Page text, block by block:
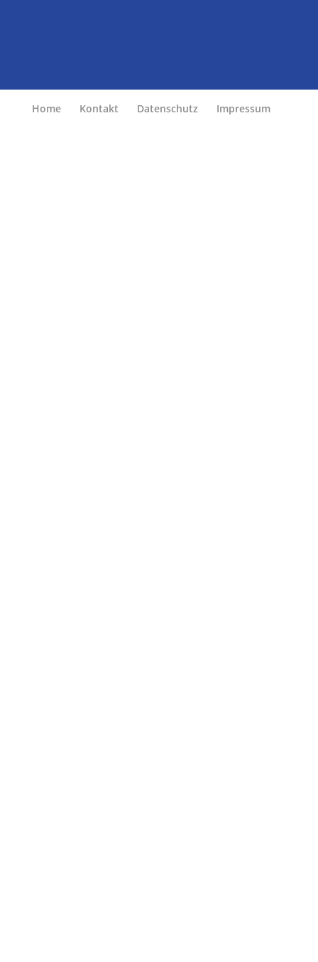
Home Kontakt Datenschutz Impressum